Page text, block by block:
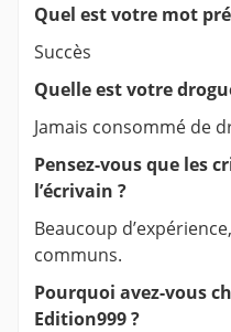
Quel est votre mot
Succès
Quelle est votre
Jamais consommé de
Pensez-vous que les
l’écrivain ?
Beaucoup
communs.
Pourquoi avez-vous
Edition999 ?